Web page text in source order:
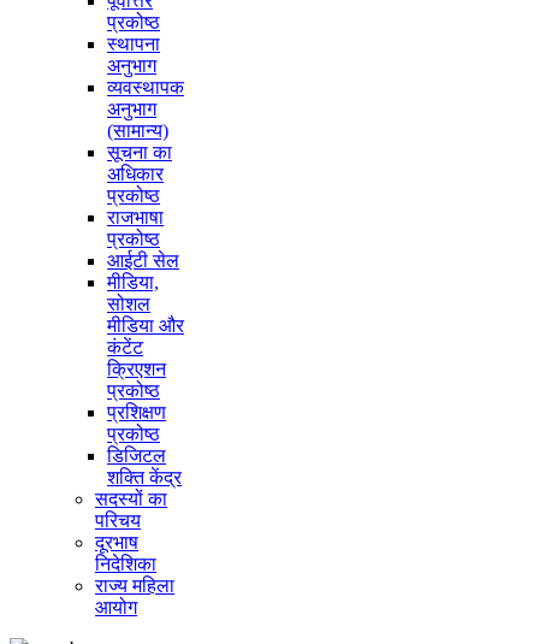
प्रकोष्ठ
स्थापना
अनुभाग
व्यवस्थापक
अनुभाग
(सामान्य)
सूचना का
अधिकार
प्रकोष्ठ
राजभाषा
प्रकोष्ठ
आईटी सेल
मीडिया,
सोशल
मीडिया और
कंटेंट
क्रिएशन
प्रकोष्ठ
प्रशिक्षण
प्रकोष्ठ
डिजिटल
शक्ति केंद्र
सदस्यों का
परिचय
दूरभाष
निदेशिका
राज्य महिला
आयोग